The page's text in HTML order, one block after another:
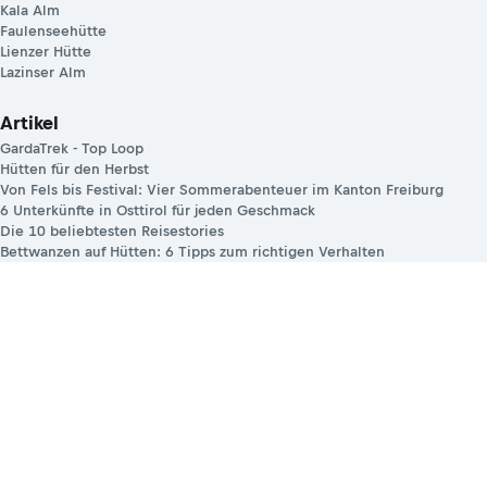
Kala Alm
Faulenseehütte
Lienzer Hütte
Lazinser Alm
Artikel
GardaTrek - Top Loop
Hütten für den Herbst
Von Fels bis Festival: Vier Sommerabenteuer im Kanton Freiburg
6 Unterkünfte in Osttirol für jeden Geschmack
Die 10 beliebtesten Reisestories
Bettwanzen auf Hütten: 6 Tipps zum richtigen Verhalten